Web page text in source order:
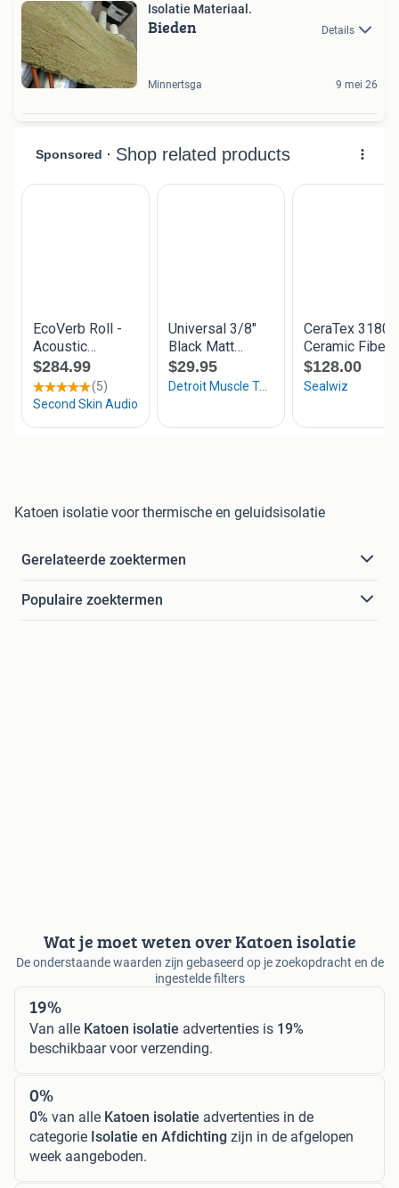
Isolatie Materiaal.
Bieden Details
Minnertsga 9 mei 26
Katoen isolatie voor thermische en geluidsisolatie
Gerelateerde zoektermen
Populaire zoektermen
Wat je moet weten over Katoen isolatie
De onderstaande waarden zijn gebaseerd op je zoekopdracht en de
ingestelde filters
19%
Van alle Katoen isolatie advertenties is 19%
beschikbaar voor verzending.
0%
0% van alle Katoen isolatie advertenties in de
categorie Isolatie en Afdichting zijn in de afgelopen
week aangeboden.